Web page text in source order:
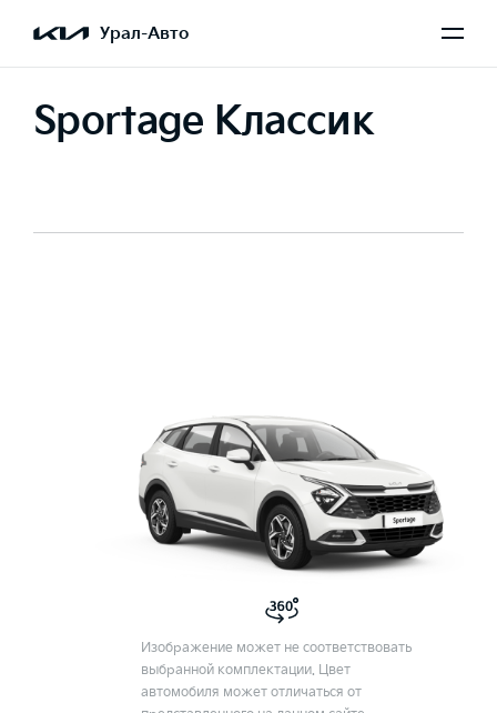
Урал-Авто
Sportage Классик
Изображение может не соответствовать
выбранной комплектации. Цвет
автомобиля может отличаться от